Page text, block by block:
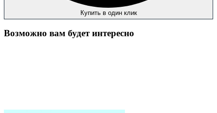
Купить в один клик
Возможно вам будет интересно